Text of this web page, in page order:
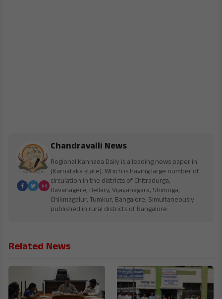
Chandravalli News
Regional Kannada Daily is a leading news paper in
(Karnataka state). Which is having large number of
circulation in the districts of Chitradurga,
Davanagere, Bellary, Vijayanagara, Shimoga,
Chikmagalur, Tumkur, Bangalore, Simultaneously
published in rural districts of Bangalore
Related News